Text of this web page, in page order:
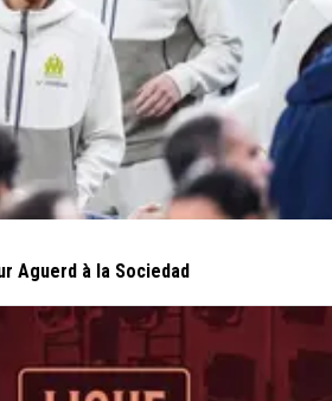
Aguerd à la Sociedad